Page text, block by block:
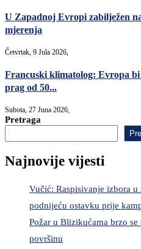
U Zapadnoj Evropi zabilježen
mjerenja
Četvrtak, 9 Jula 2026,
Francuski klimatolog: Evropa bi
prag od 50...
Subota, 27 Juna 2026,
Pretraga
Najnovije vijesti
Vučić: Raspisivanje izbora
podnijeću ostavku prije
Požar u Blizikućama brzo
površinu